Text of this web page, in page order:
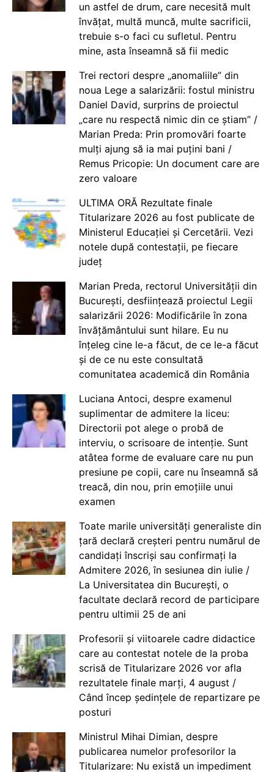
un astfel de drum, care necesită mult
învățat, multă muncă, multe sacrificii,
trebuie s-o faci cu sufletul. Pentru
mine, asta înseamnă să fii medic
Trei rectori despre „anomaliile” din
noua Lege a salarizării: fostul ministru
Daniel David, surprins de proiectul
„care nu respectă nimic din ce știam” /
Marian Preda: Prin promovări foarte
mulți ajung să ia mai puțini bani /
Remus Pricopie: Un document care are
zero valoare
ULTIMA ORĂ Rezultate finale
Titularizare 2026 au fost publicate de
Ministerul Educației și Cercetării. Vezi
notele după contestații, pe fiecare
județ
Marian Preda, rectorul Universității din
București, desființează proiectul Legii
salarizării 2026: Modificările în zona
învățământului sunt hilare. Eu nu
înțeleg cine le-a făcut, de ce le-a făcut
și de ce nu este consultată
comunitatea academică din România
Luciana Antoci, despre examenul
suplimentar de admitere la liceu:
Directorii pot alege o probă de
interviu, o scrisoare de intenție. Sunt
atâtea forme de evaluare care nu pun
presiune pe copii, care nu înseamnă să
treacă, din nou, prin emoțiile unui
examen
Toate marile universități generaliste din
țară declară creșteri pentru numărul de
candidați înscriși sau confirmați la
Admitere 2026, în sesiunea din iulie /
La Universitatea din București, o
facultate declară record de participare
pentru ultimii 25 de ani
Profesorii și viitoarele cadre didactice
care au contestat notele de la proba
scrisă de Titularizare 2026 vor afla
rezultatele finale marți, 4 august /
Când încep ședințele de repartizare pe
posturi
Ministrul Mihai Dimian, despre
publicarea numelor profesorilor la
Titularizare: Nu există un impediment